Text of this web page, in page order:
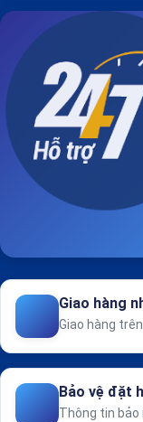
Giao hàng
Giao hàng
Bảo vệ đặt
Thông tin